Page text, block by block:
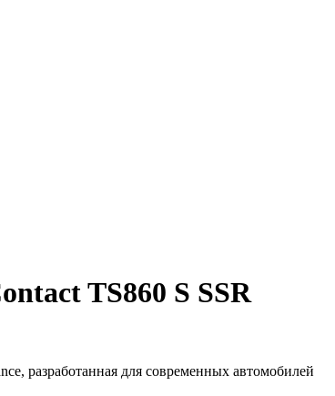
TS860 S SSR
разработанная для современных автомобилей